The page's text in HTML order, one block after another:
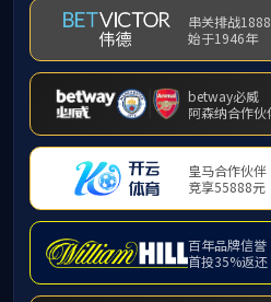
学习贯彻党的二十大
榜样力量